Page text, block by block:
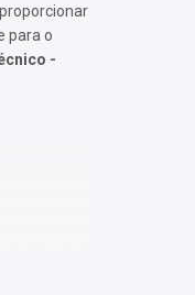
para o
-